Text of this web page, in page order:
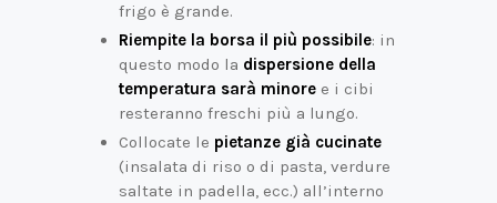
frigo è grande.
Riempite la borsa il più possibile: in
questo modo la dispersione della
temperatura sarà minoree i cibi
resteranno freschi più a lungo.
Collocate le pietanze già cucinate
(insalata di riso o di pasta, verdure
saltate in padella, ecc.) all’interno